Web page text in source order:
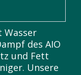
Wasser
des AIO
und Fett
Unsere